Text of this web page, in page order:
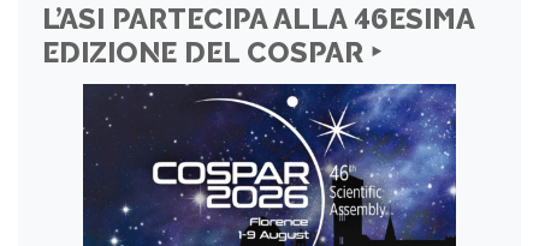
L’ASI PARTECIPA ALLA 46ESIMA
EDIZIONE DEL COSPAR ‣